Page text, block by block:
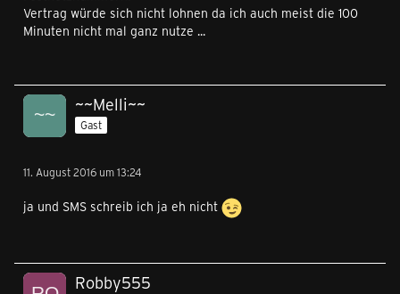
Vertrag würde sich nicht lohnen da ich auch meist die 100
Minuten nicht mal ganz nutze ...
~~Melli~~
Gast
11. August 2016 um 13:24
ja und SMS schreib ich ja eh nicht
Robby555